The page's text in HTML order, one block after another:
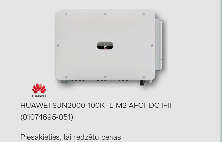
HUAWEI SUN2000-100KTL-M2 AFCI-DC I+II
(01074695-051)
Piesakieties, lai redzētu cenas